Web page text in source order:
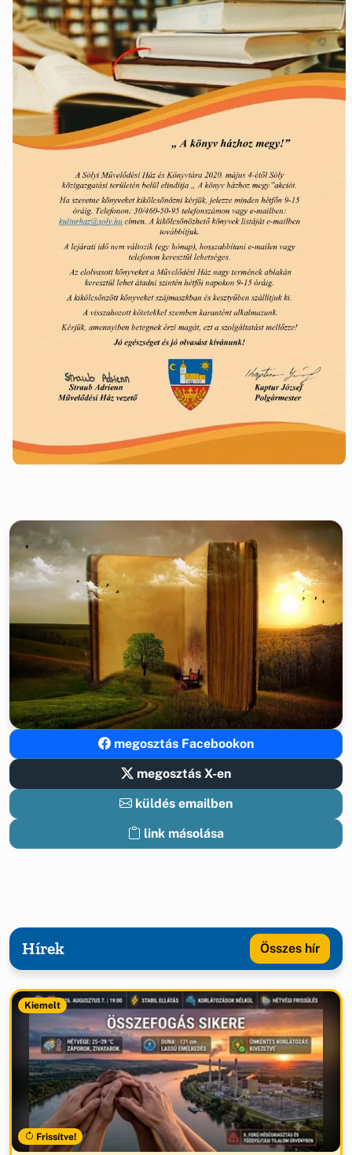
megosztás Facebookon
megosztás X-en
küldés emailben
link másolása
Hírek Összes hír
Kiemelt
Frissítve!